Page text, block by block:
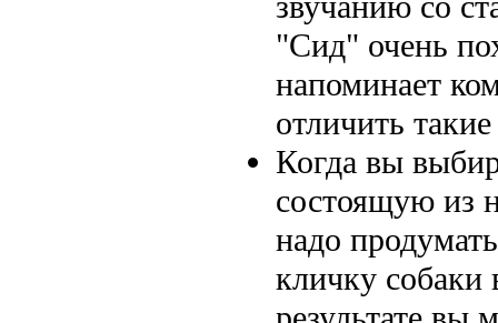
"Сид" очень
напоминает
отличить
Когда вы
состоящую из
надо
кличку собаки